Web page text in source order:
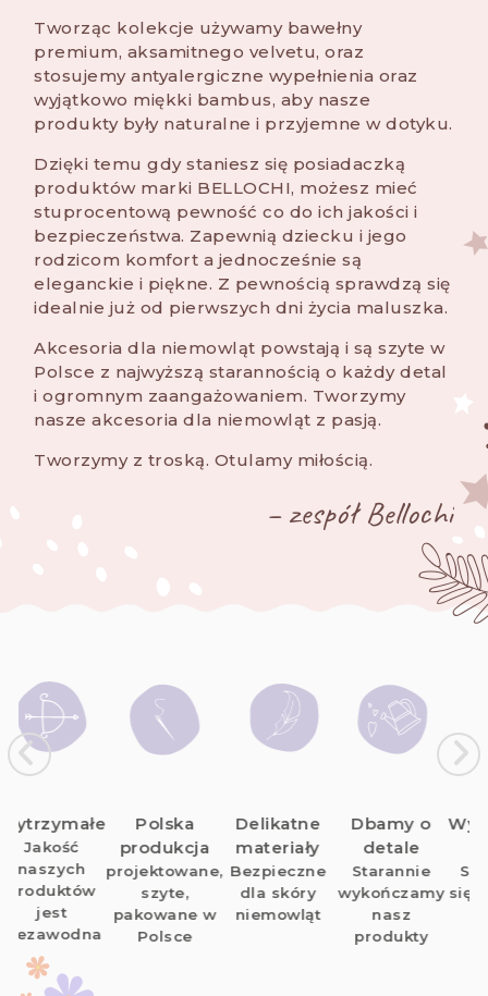
Tworząc kolekcje używamy bawełny
premium, aksamitnego velvetu, oraz
stosujemy antyalergiczne wypełnienia oraz
wyjątkowo miękki bambus, aby nasze
produkty były naturalne i przyjemne w dotyku.
Dzięki temu gdy staniesz się posiadaczką
produktów marki BELLOCHI, możesz mieć
stuprocentową pewność co do ich jakości i
bezpieczeństwa. Zapewnią dziecku i jego
rodzicom komfort a jednocześnie są
eleganckie i piękne. Z pewnością sprawdzą się
idealnie już od pierwszych dni życia maluszka.
Akcesoria dla niemowląt powstają i są szyte w
Polsce z najwyższą starannością o każdy detal
i ogromnym zaangażowaniem. Tworzymy
nasze akcesoria dla niemowląt z pasją.
Tworzymy z troską. Otulamy miłością.
– zespół Bellochi
Polska
produkcja
projektowane,
szyte,
pakowane w
Polsce
Delikatne
materiały
Bezpieczne
dla skóry
niemowląt
Dbamy o
detale
Starannie
wykończamy
nasz
Wysyłamy w
24H
Spieszymy
się dla Ciebie